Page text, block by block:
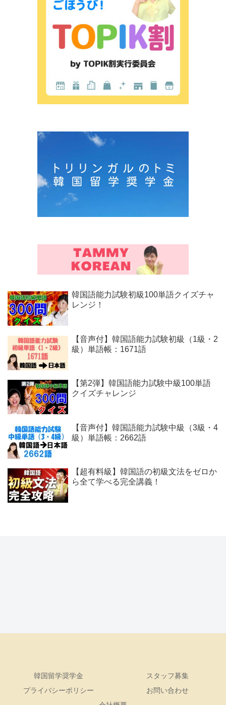
韓国語能力試験初級100単語クイズチャ
レンジ！
【音声付】韓国語能力試験初級（1級・2
級）単語帳：1671語
【第2弾】韓国語能力試験中級100単語
クイズチャレンジ
【音声付】韓国語能力試験中級（3級・4
級）単語帳：2662語
【超有料級】韓国語の初級文法をゼロか
ら全て学べる完全講義！
韓国留学奨学金
スタッフ募集
プライバシーポリシー
お問い合わせ